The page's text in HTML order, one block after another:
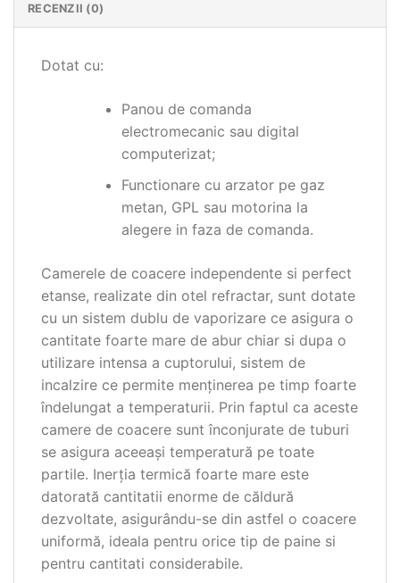
RECENZII (0)
Dotat cu:
Panou de comanda
electromecanic sau digital
computerizat;
Functionare cu arzator pe gaz
metan, GPL sau motorina la
alegere in faza de comanda.
Camerele de coacere independente si perfect
etanse, realizate din otel refractar, sunt dotate
cu un sistem dublu de vaporizare ce asigura o
cantitate foarte mare de abur chiar si dupa o
utilizare intensa a cuptorului, sistem de
incalzire ce permite menţinerea pe timp foarte
îndelungat a temperaturii. Prin faptul ca aceste
camere de coacere sunt înconjurate de tuburi
se asigura aceeaşi temperatură pe toate
partile. Inerţia termică foarte mare este
datorată cantitatii enorme de căldură
dezvoltate, asigurându-se din astfel o coacere
uniformă, ideala pentru orice tip de paine si
pentru cantitati considerabile.